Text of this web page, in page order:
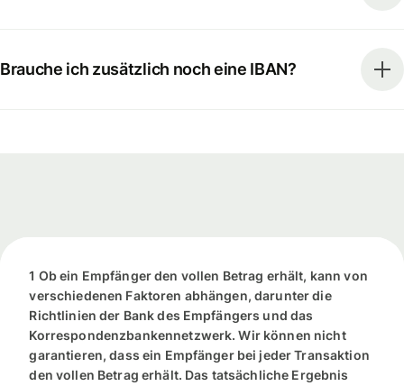
Brauche ich zusätzlich noch eine IBAN?
1 Ob ein Empfänger den vollen Betrag erhält, kann von
verschiedenen Faktoren abhängen, darunter die
Richtlinien der Bank des Empfängers und das
Korrespondenzbankennetzwerk. Wir können nicht
garantieren, dass ein Empfänger bei jeder Transaktion
den vollen Betrag erhält. Das tatsächliche Ergebnis